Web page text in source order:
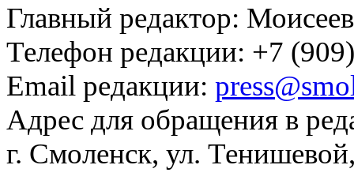
Главный редактор:
Телефон редакции: +7
Email редакции:
Адрес для обращения в
г. Смоленск, ул.